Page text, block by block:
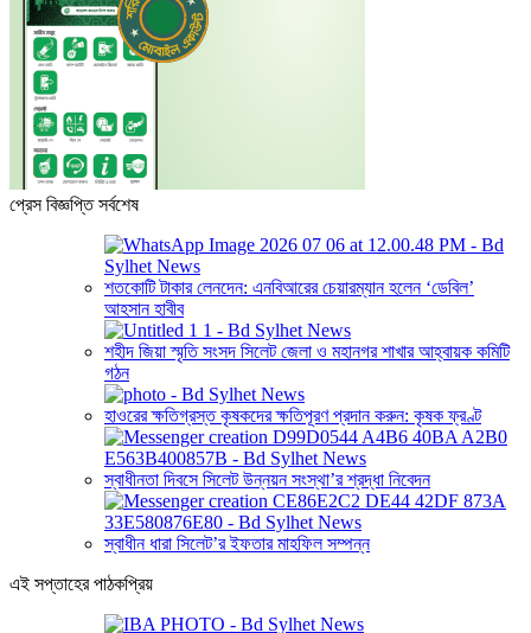
প্রেস বিজ্ঞপ্তি সর্বশেষ
শতকোটি টাকার লেনদেন: এনবিআরের চেয়ারম্যান হলেন ‘ডেবিল’
আহসান হাবীব
শহীদ জিয়া স্মৃতি সংসদ সিলেট জেলা ও মহানগর শাখার আহ্বায়ক কমিটি
গঠন
হাওরের ক্ষতিগ্রস্ত কৃষকদের ক্ষতিপূরণ প্রদান করুন: কৃষক ফ্রণ্ট
স্বাধীনতা দিবসে সিলেট উন্নয়ন সংস্থা’র শ্রদ্ধা নিবেদন
স্বাধীন ধারা সিলেট’র ইফতার মাহফিল সম্পন্ন
এই সপ্তাহের পাঠকপ্রিয়